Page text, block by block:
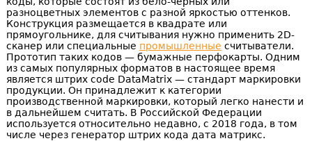
разноцветных элементов с разной яркостью оттенков.
Конструкция размещается в квадрате или
прямоугольнике, для считывания нужно применить 2D-
сканер или специальные промышленные считыватели.
Прототип таких кодов — бумажные перфокарты. Одним
из самых популярных форматов в настоящее время
является штрих code DataMatrix — стандарт маркировки
продукции. Он принадлежит к категории
производственной маркировки, который легко нанести и
в дальнейшем считать. В Российской Федерации
используется относительно недавно, с 2018 года, в том
числе через генератор штрих кода дата матрикс.